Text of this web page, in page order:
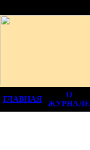
ГЛАВНАЯ
О
ЖУРНАЛЕ